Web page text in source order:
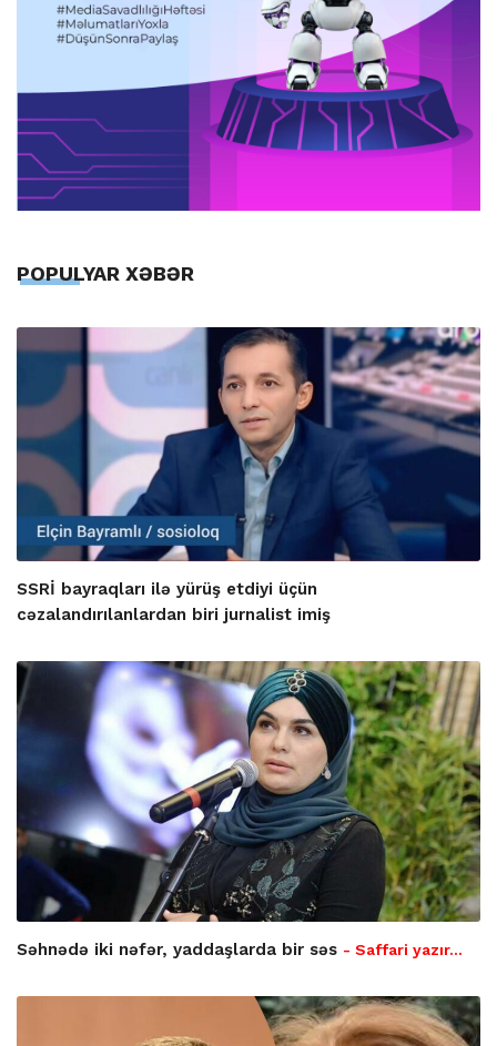
POPULYAR XƏBƏR
SSRİ bayraqları ilə yürüş etdiyi üçün
cəzalandırılanlardan biri jurnalist imiş
Səhnədə iki nəfər, yaddaşlarda bir səs - Saffari yazır…